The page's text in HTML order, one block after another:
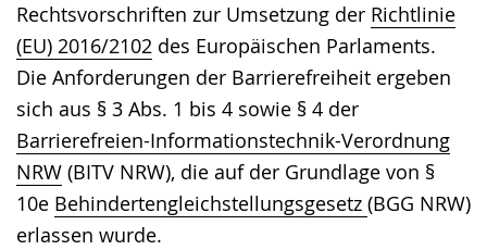
Rechtsvorschriften zur Umsetzung der Richtlinie
(EU) 2016/2102 des Europäischen Parlaments.
Die Anforderungen der Barrierefreiheit ergeben
sich aus § 3 Abs. 1 bis 4 sowie § 4 der
Barrierefreien-Informationstechnik-Verordnung
NRW (BITV NRW), die auf der Grundlage von §
10e Behindertengleichstellungsgesetz (BGG NRW)
erlassen wurde.